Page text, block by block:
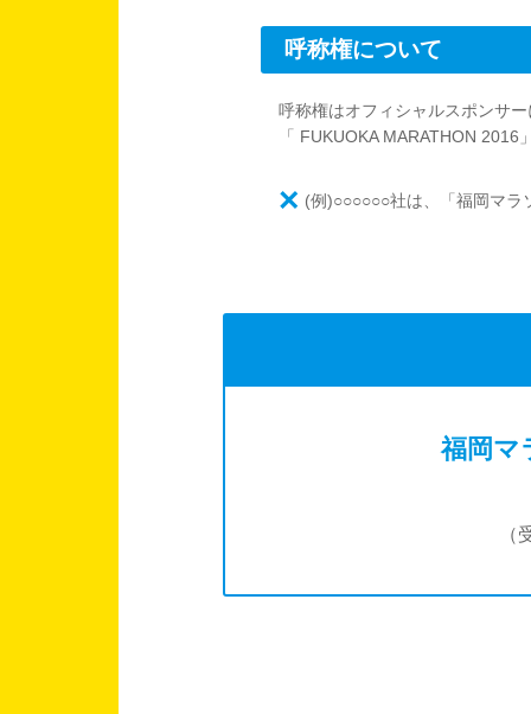
呼称権について
呼称権はオフィシャルスポンサ
「 FUKUOKA MARATHON
× (例)○○○○○○社は、「福岡マラ
福岡マ
（